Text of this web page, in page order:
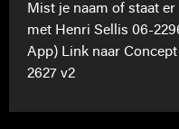
Mist je naam of staat
met Henri Sellis 06-
App) Link naar
2627 v2